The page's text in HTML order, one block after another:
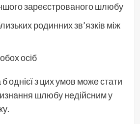
зареєстрованого шлюбу
родинних зв’язків між
осіб
однієї з цих умов може стати
шлюбу недійсним у